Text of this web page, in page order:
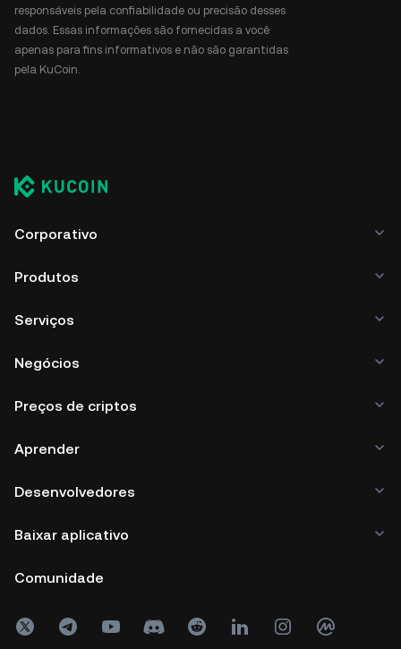
responsáveis pela confiabilidade ou precisão desses
dados. Essas informações são fornecidas a você
apenas para fins informativos e não são garantidas
pela KuCoin.
Corporativo
Produtos
Serviços
Negócios
Preços de criptos
Aprender
Desenvolvedores
Baixar aplicativo
Comunidade